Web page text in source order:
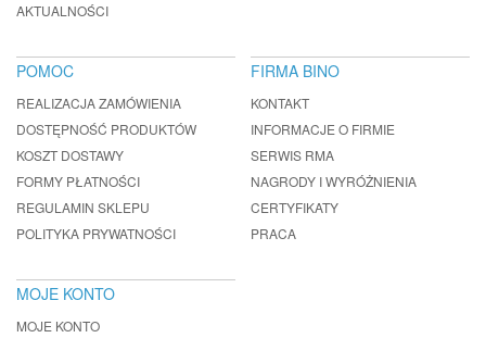
AKTUALNOŚCI
POMOC
REALIZACJA ZAMÓWIENIA
DOSTĘPNOŚĆ PRODUKTÓW
KOSZT DOSTAWY
FORMY PŁATNOŚCI
REGULAMIN SKLEPU
POLITYKA PRYWATNOŚCI
FIRMA BINO
KONTAKT
INFORMACJE O FIRMIE
SERWIS RMA
NAGRODY I WYRÓŻNIENIA
CERTYFIKATY
PRACA
MOJE KONTO
MOJE KONTO